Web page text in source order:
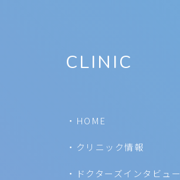
CLINIC
HOME
クリニック情報
ドクターズインタビュー